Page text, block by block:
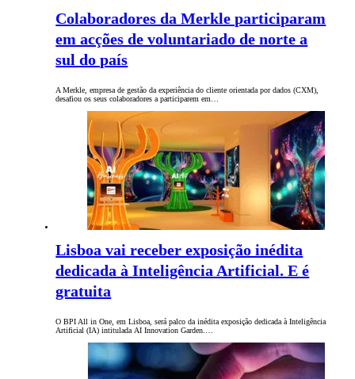
Colaboradores da Merkle participaram
em acções de voluntariado de norte a
sul do país
A Merkle, empresa de gestão da experiência do cliente orientada por dados (CXM),
desafiou os seus colaboradores a participarem em…
Lisboa vai receber exposição inédita
dedicada à Inteligência Artificial. E é
gratuita
O BPI All in One, em Lisboa, será palco da inédita exposição dedicada à Inteligência
Artificial (IA) intitulada AI Innovation Garden.…